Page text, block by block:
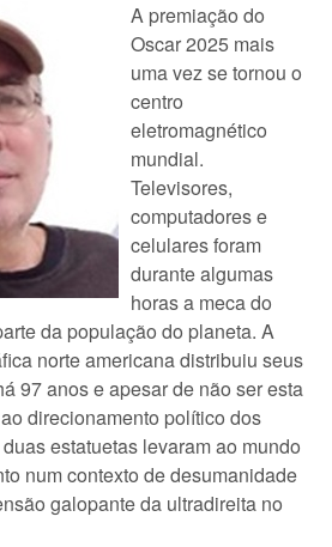
A premiação do
Oscar 2025 mais
uma vez se tornou o
centro
eletromagnético
mundial.
Televisores,
computadores e
celulares foram
durante algumas
horas a meca do
da população do planeta. A
norte americana distribuiu seus
97 anos e apesar de não ser esta
direcionamento político dos
estatuetas levaram ao mundo
num contexto de desumanidade
galopante da ultradireita no